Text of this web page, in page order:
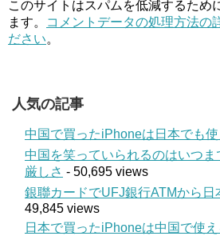
このサイトはスパムを低減するため
ます。
コメントデータの処理方法の
ださい。
人気の記事
中国で買ったiPhoneは日本でも
中国を笑っていられるのはいつ
厳しさ - 50,695 views
銀聯カードでUFJ銀行ATMから日
49,845 views
日本で買ったiPhoneは中国で使